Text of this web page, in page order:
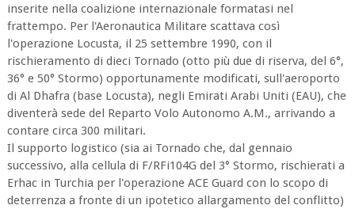
inserite nella coalizione internazionale formatasi nel
frattempo. Per l'Aeronautica Militare scattava così
l'operazione Locusta, il 25 settembre 1990, con il
rischieramento di dieci Tornado (otto più due di riserva, del 6°,
36° e 50° Stormo) opportunamente modificati, sull'aeroporto
di Al Dhafra (base Locusta), negli Emirati Arabi Uniti (EAU), che
diventerà sede del Reparto Volo Autonomo A.M., arrivando a
contare circa 300 militari.
Il supporto logistico (sia ai Tornado che, dal gennaio
successivo, alla cellula di F/RFi104G del 3° Stormo, rischierati a
Erhac in Turchia per l'operazione ACE Guard con lo scopo di
deterrenza a fronte di un ipotetico allargamento del conflitto)